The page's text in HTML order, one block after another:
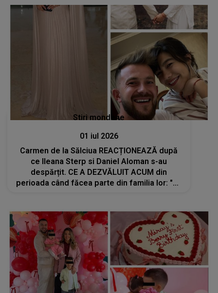
Stiri mondene
01 iul 2026
Carmen de la Sălciua REACȚIONEAZĂ după
ce Ileana Sterp si Daniel Aloman s-au
despărțit. CE A DEZVĂLUIT ACUM din
perioada când făcea parte din familia lor: "Vă